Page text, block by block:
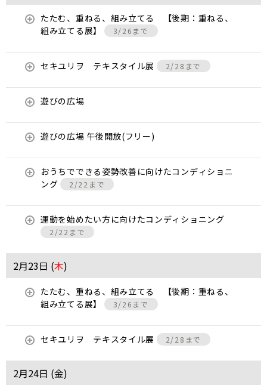
たたむ、重ねる、組み立てる 【後期：重ねる、
組み立てる展】
3/26まで
セキユリヲ テキスタイル展 2/28まで
遊びの広場
遊びの広場 午後開放(フリー)
おうちでできる姿勢改善に向けたコンディショニ
ング
2/22まで
運動を始めたい方に向けたコンディショニング
2/22まで
2月23日 (木)
たたむ、重ねる、組み立てる 【後期：重ねる、
組み立てる展】
3/26まで
セキユリヲ テキスタイル展 2/28まで
2月24日 (金)